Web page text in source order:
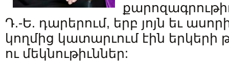
Դ.-Ե. դարերում, երբ յոյն եւ
կողմից կատարւում էին երկերի
ու մեկնութիւններ: